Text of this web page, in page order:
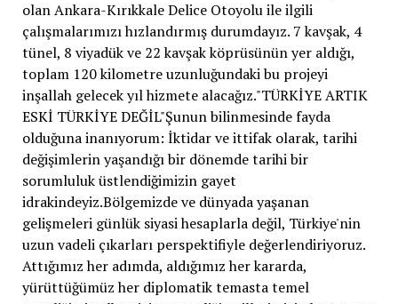
olan Ankara-Kırıkkale Delice Otoyolu ile ilgili
çalışmalarımızı hızlandırmış durumdayız. 7 kavşak, 4
tünel, 8 viyadük ve 22 kavşak köprüsünün yer aldığı,
toplam 120 kilometre uzunluğundaki bu projeyi
inşallah gelecek yıl hizmete alacağız."TÜRKİYE ARTIK
ESKİ TÜRKİYE DEĞİL"Şunun bilinmesinde fayda
olduğuna inanıyorum: İktidar ve ittifak olarak, tarihi
değişimlerin yaşandığı bir dönemde tarihi bir
sorumluluk üstlendiğimizin gayet
idrakindeyiz.Bölgemizde ve dünyada yaşanan
gelişmeleri günlük siyasi hesaplarla değil, Türkiye'nin
uzun vadeli çıkarları perspektifiyle değerlendiriyoruz.
Attığımız her adımda, aldığımız her kararda,
yürüttüğümüz her diplomatik temasta temel